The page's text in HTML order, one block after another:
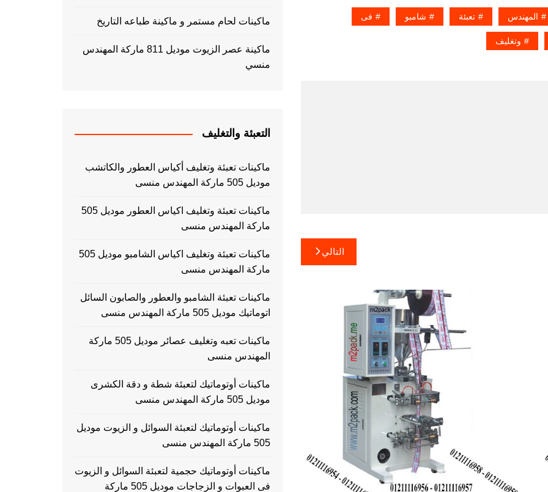
المهندس تعبئة شامبو فى
وتغليف
التالي
ماكينات لحام مستمر و ماكينة طباعه التاريخ
ماكينة عصر الزيوت موديل 811 ماركة المهندس
منسي
التعبئة والتغليف
ماكينات تعبئة وتغليف أكياس العطور والكاتشب
موديل 505 ماركة المهندس منسى
ماكينات تعبئة وتغليف اكياس العطور موديل 505
ماركة المهندس منسى
ماكينات تعبئة وتغليف اكياس الشامبو موديل 505
ماركة المهندس منسى
ماكينات تعبئة الشامبو والعطور والصابون السائل
اتوماتيك موديل 505 ماركة المهندس منسى
ماكينات تعبه وتغليف عصائر موديل 505 ماركة
المهندس منسى
ماكينات أوتوماتيك لتعبئة شطة و دقة الكشرى
موديل 505 ماركة المهندس منسى
ماكينات أوتوماتيك لتعبئة السوائل و الزيوت موديل
505 ماركة المهندس منسى
ماكينات أوتوماتيك حجمية لتعبئة السوائل و الزيوت
فى العبوات و الزجاجات موديل 505 ماركة